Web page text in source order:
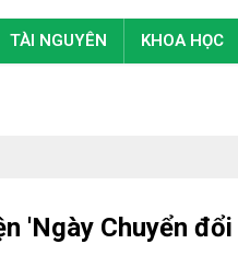
TÀI NGUYÊN KHOA HỌC
'Ngày Chuyển đổi